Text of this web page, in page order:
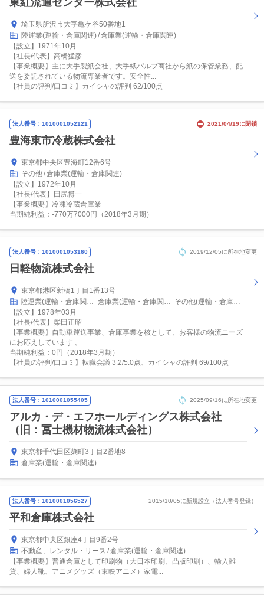
東紅流通センター株式会社
埼玉県所沢市大字亀ケ谷50番地1
陸運業(運輸・倉庫関連) 倉庫業(運輸・倉庫関連)
【設立】1971年10月
【社長/代表】高橋猛彦
【事業概要】主に大手製紙会社、大手紙パルプ商社から紙の保管業務、配
送を委託されている物流専業者です。安全性...
【社員の評判/口コミ】カイシャの評判 62/100点
法人番号：1010001052121 2021/04/19に閉鎖
豊海東市冷蔵株式会社
東京都中央区豊海町12番6号
その他 倉庫業(運輸・倉庫関連)
【設立】1972年10月
【社長/代表】田尻博一
【事業概要】冷凍冷蔵倉庫業
当期純利益：-770万7000円（2018年3月期）
法人番号：1010001053160 2019/12/05に所在地変更
日軽物流株式会社
東京都港区新橋1丁目1番13号
陸運業(運輸・倉庫関連)
倉庫業(運輸・倉庫関連)
その他(運輸・倉庫関連)
【設立】1978年03月
【社長/代表】柴田正昭
【事業概要】自動車運送事業、倉庫事業を核として、お客様の物流ニーズ
にお応えしています 。
当期純利益：0円（2018年3月期）
【社員の評判/口コミ】転職会議 3.2/5.0点、カイシャの評判 69/100点
法人番号：1010001055405 2025/09/16に所在地変更
アルカ・デ・エフホールディングス株式会社
（旧：冨士機材物流株式会社）
東京都千代田区麹町3丁目2番地8
倉庫業(運輸・倉庫関連)
法人番号：1010001056527 2015/10/05に新規設立（法人番号登録）
平和倉庫株式会社
東京都中央区銀座4丁目9番2号
不動産、レンタル・リース 倉庫業(運輸・倉庫関連)
【事業概要】普通倉庫として印刷物（大日本印刷、凸版印刷）、輸入雑
貨、婦人靴、アニメグッズ（東映アニメ）家電...